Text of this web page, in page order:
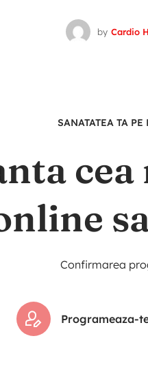
by Cardio
SANATATEA TA
Confirmarea
Programeaza-